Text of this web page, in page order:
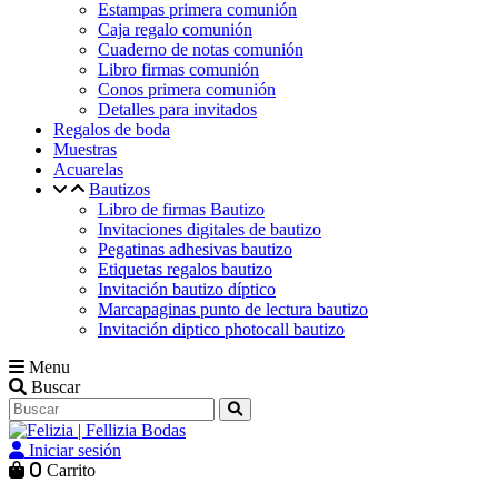
Estampas primera comunión
Caja regalo comunión
Cuaderno de notas comunión
Libro firmas comunión
Conos primera comunión
Detalles para invitados
Regalos de boda
Muestras
Acuarelas
Bautizos
Libro de firmas Bautizo
Invitaciones digitales de bautizo
Pegatinas adhesivas bautizo
Etiquetas regalos bautizo
Invitación bautizo díptico
Marcapaginas punto de lectura bautizo
Invitación diptico photocall bautizo
Menu
Buscar
Iniciar sesión
0 Carrito